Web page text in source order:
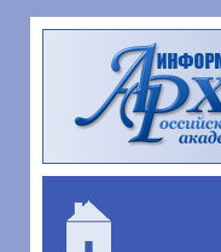
Перейти к основному